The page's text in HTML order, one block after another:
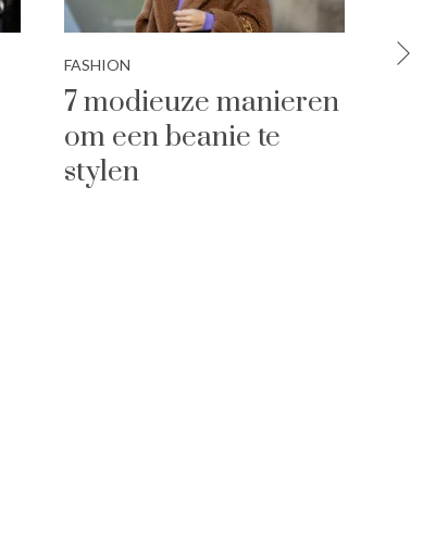
FASHION
7 modieuze manieren
om een beanie te
stylen